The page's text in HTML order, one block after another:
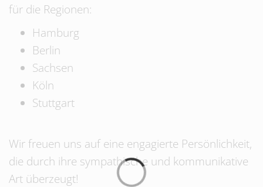
für die Regionen:
Hamburg
Berlin
Sachsen
Köln
Stuttgart
Wir freuen uns auf eine engagierte Persönlichkeit,
die durch ihre sympathische und kommunikative
Art überzeugt!